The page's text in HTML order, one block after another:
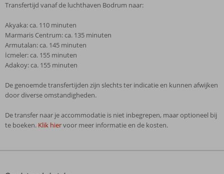
Transfertijd vanaf de luchthaven Bodrum naar:
Akyaka: ca. 110 minuten
Marmaris Centrum: ca. 135 minuten
Armutalan: ca. 145 minuten
İcmeler: ca. 155 minuten
Adakoy: ca. 155 minuten
De genoemde transfertijden zijn slechts ter indicatie en kunnen afwijken
door diverse omstandigheden.
De transfer naar je accommodatie is niet inbegrepen, maar optioneel bij
te boeken. Klik hiervoor meer informatie en de kosten.